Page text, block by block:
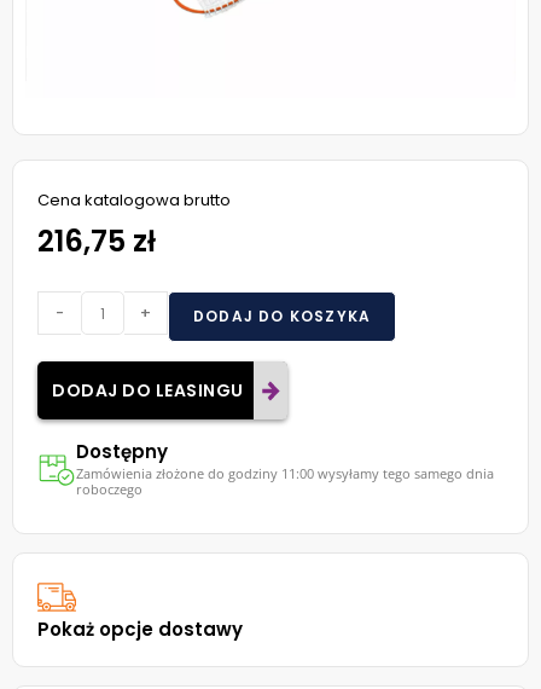
Cena katalogowa brutto
216,75 zł
- + DODAJ DO KOSZYKA
DODAJ DO LEASINGU
Dostępny
Zamówienia złożone do godziny 11:00 wysyłamy tego samego dnia
roboczego
Pokaż opcje dostawy